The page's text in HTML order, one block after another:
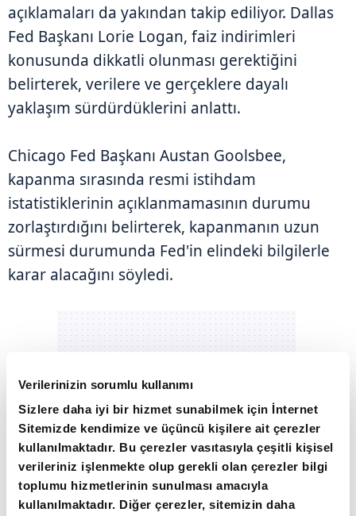
Verilerinizin sorumlu kullanımı
Sizlere daha iyi bir hizmet sunabilmek için İnternet
Sitemizde kendimize ve üçüncü kişilere ait çerezler
kullanılmaktadır. Bu çerezler vasıtasıyla çeşitli kişisel
verileriniz işlenmekte olup gerekli olan çerezler bilgi
toplumu hizmetlerinin sunulması amacıyla
kullanılmaktadır. Diğer çerezler, sitemizin daha
açıklamaları da yakından takip ediliyor. Dallas
Fed Başkanı Lorie Logan, faiz indirimleri
konusunda dikkatli olunması gerektiğini
belirterek, verilere ve gerçeklere dayalı
yaklaşım sürdürdüklerini anlattı.
Chicago Fed Başkanı Austan Goolsbee,
kapanma sırasında resmi istihdam
istatistiklerinin açıklanmamasının durumu
zorlaştırdığını belirterek, kapanmanın uzun
sürmesi durumunda Fed'in elindeki bilgilerle
karar alacağını söyledi.